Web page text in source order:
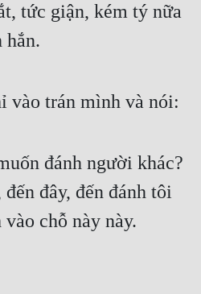
tức giận, kém tý nữa
hắn.
vào trán mình và nói:
đánh người khác?
đây, đến đánh tôi
chỗ này này.